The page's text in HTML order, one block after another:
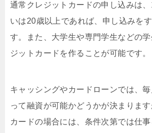
通常クレジットカードの申し込みは
いは20歳以上であれば、申し込みを
す。また、大学生や専門学生などの
ジットカードを作ることが可能です。
キャッシングやカードローンでは、
って融資が可能かどうかが決まりま
カードの場合には、条件次第では仕